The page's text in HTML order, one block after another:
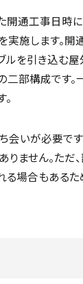
開通工事日時
施します。開
ルを引き込む
二部構成です。
いが必要です
ません。ただ
場合もあるた